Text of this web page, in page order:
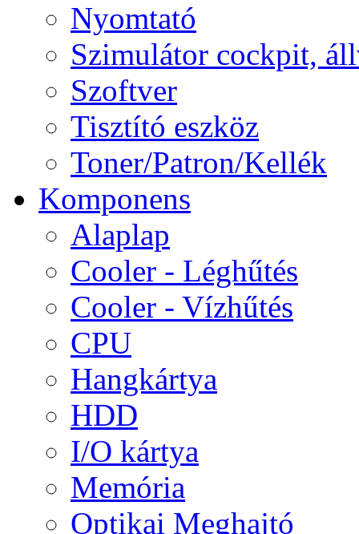
Nyomtató
Szimulátor cockpit,
Szoftver
Tisztító eszköz
Toner/Patron/Kellék
Komponens
Alaplap
Cooler - Léghűtés
Cooler - Vízhűtés
CPU
Hangkártya
HDD
I/O kártya
Memória
Optikai Meghajtó